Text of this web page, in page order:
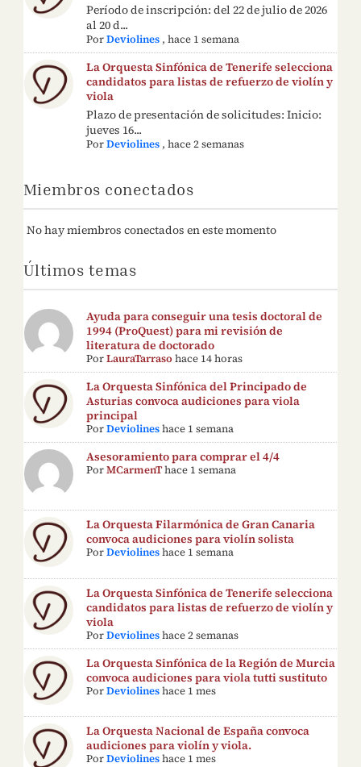
Período de inscripción: del 22 de julio de 2026
al 20 d...
PorDeviolines ,hace 1 semana
La Orquesta Sinfónica de Tenerife selecciona
candidatos para listas de refuerzo de violín y
viola
Plazo de presentación de solicitudes: Inicio:
jueves 16...
PorDeviolines ,hace 2 semanas
Miembros conectados
No hay miembros conectados en este momento
Últimos temas
Ayuda para conseguir una tesis doctoral de
1994 (ProQuest) para mi revisión de
literatura de doctorado
PorLauraTarraso hace 14 horas
La Orquesta Sinfónica del Principado de
Asturias convoca audiciones para viola
principal
PorDeviolines hace 1 semana
Asesoramiento para comprar el 4/4
PorMCarmenThace 1 semana
La Orquesta Filarmónica de Gran Canaria
convoca audiciones para violín solista
PorDeviolines hace 1 semana
La Orquesta Sinfónica de Tenerife selecciona
candidatos para listas de refuerzo de violín y
viola
PorDeviolines hace 2 semanas
La Orquesta Sinfónica de la Región de Murcia
convoca audiciones para viola tutti sustituto
PorDeviolines hace 1 mes
La Orquesta Nacional de España convoca
audiciones para violín y viola.
PorDeviolines hace 1 mes